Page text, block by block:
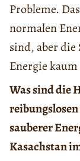
Probleme.
normalen
sind, aber
Energie
Was sind die
sauberer
Kasachstan